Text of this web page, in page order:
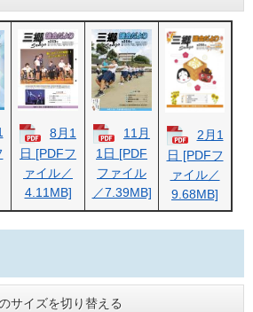
8月1
日 [PDFフ
ァイル／
4.11MB]
11月
1日 [PDF
ファイル
／7.39MB]
2月1
日 [PDFフ
ァイル／
9.68MB]
サイズを切り替える